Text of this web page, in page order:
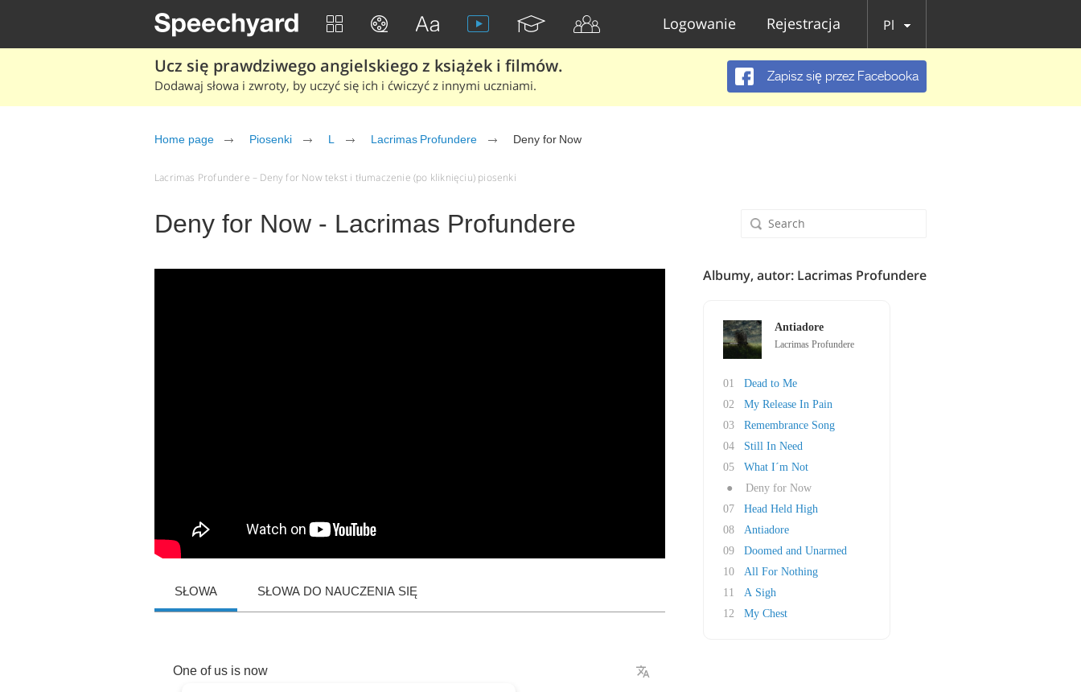
Logowanie Rejestracja Pl
Ucz się prawdziwego angielskiego z książek i filmów.
Dodawaj słowa i zwroty, by uczyć się ich i ćwiczyć z innymi uczniami.
Zapisz się przez Facebooka
Home page Piosenki L Lacrimas Profundere Deny for Now
Lacrimas Profundere – Deny for Now tekst i tłumaczenie (po kliknięciu) piosenki
Deny for Now - Lacrimas Profundere
SŁOWA SŁOWA DO NAUCZENIA SIĘ
One of us is now
Albumy, autor: Lacrimas Profundere
Antiadore
Lacrimas Profundere
01
Dead to Me
02
My Release In Pain
03
Remembrance Song
04
Still In Need
05
What I´m Not
●
Deny for Now
07
Head Held High
08
Antiadore
09
Doomed and Unarmed
10
All For Nothing
11
A Sigh
12
My Chest